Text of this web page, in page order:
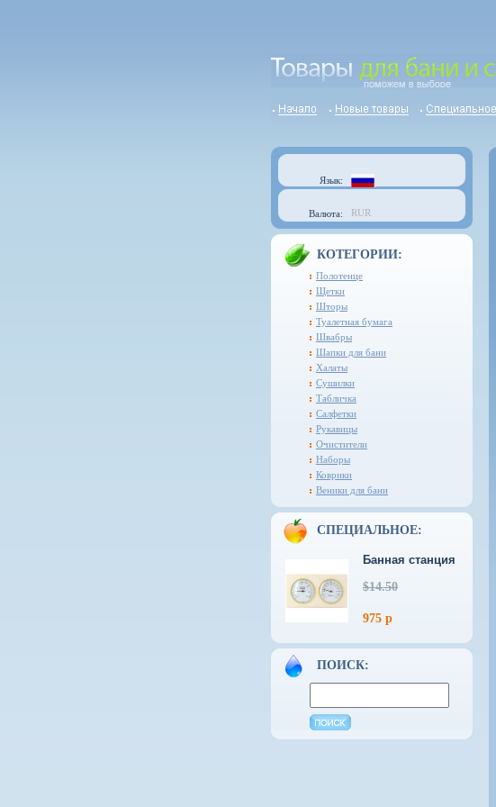
Язык:
Валюта: RUR
КОТЕГОРИИ:
Полотенце
Щетки
Шторы
Туалетная бумага
Швабры
Шапки для бани
Халаты
Сушилки
Табличка
Салфетки
Рукавицы
Очистители
Наборы
Коврики
Веники для бани
СПЕЦИАЛЬНОЕ:
Банная станция
$14.50
975 р
ПОИСК: